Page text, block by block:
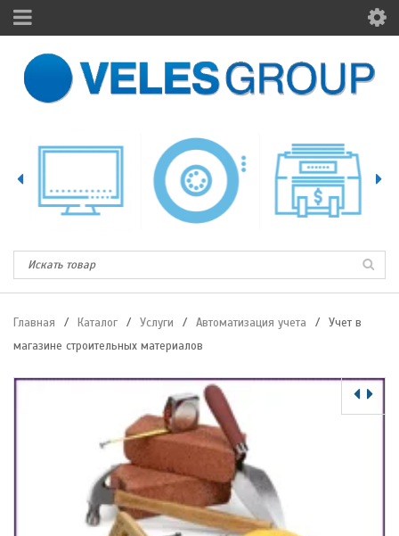
Главная / Каталог / Услуги / Автоматизация учета /
Учет в
магазине строительных материалов